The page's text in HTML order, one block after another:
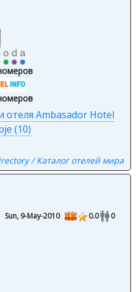
отеля Ambasador Hotel
(10)
/ Каталог отелей мира
Sun, 9-May-2010 0.0 0